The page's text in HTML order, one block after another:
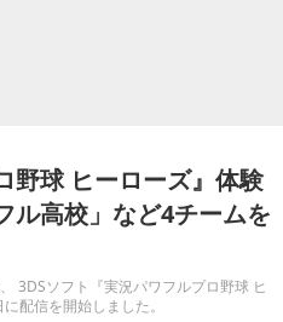
野球 ヒーローズ』体験
ル高校」など4チームを
3DSソフト『実況パワフルプロ野球 ヒ
配信を開始しました。